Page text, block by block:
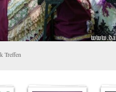
Treffen